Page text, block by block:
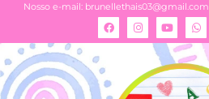
Nosso e-mail: brunellethais03@gmail.com